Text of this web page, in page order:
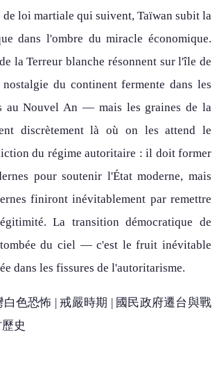
de loi martiale qui suivent, Taïwan subit la
dans l'ombre du miracle économique.
la Terreur blanche résonnent sur l'île de
du continent fermente dans les
au Nouvel An — mais les graines de la
discrètement là où on les attend le
du régime autoritaire : il doit former
pour soutenir l'État moderne, mais
finiront inévitablement par remettre
La transition démocratique de
tombée du ciel — c'est le fruit inévitable
dans les fissures de l'autoritarisme.
色恐怖 | 戒嚴時期 | 國民政府遷台與戰
史